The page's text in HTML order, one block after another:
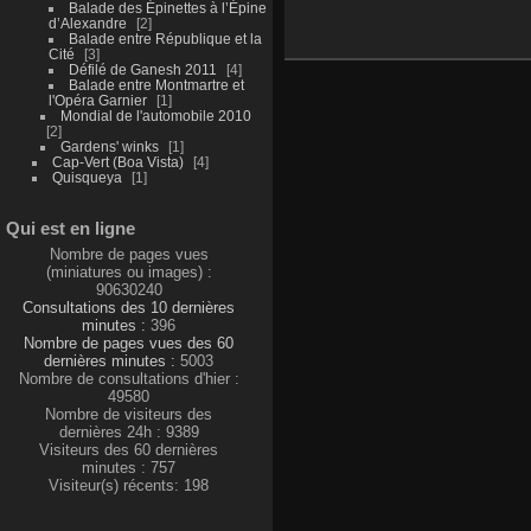
Balade des Épinettes à l’Épine
d’Alexandre
2
Balade entre République et la
Cité
3
Défilé de Ganesh 2011
4
Balade entre Montmartre et
l'Opéra Garnier
1
Mondial de l'automobile 2010
2
Gardens' winks
1
Cap-Vert (Boa Vista)
4
Quisqueya
1
Qui est en ligne
Nombre de pages vues
(miniatures ou images) :
90630240
Consultations des 10 dernières
minutes :396
Nombre de pages vues des 60
dernières minutes :5003
Nombre de consultations d'hier :
49580
Nombre de visiteurs des
dernières 24h : 9389
Visiteurs des 60 dernières
minutes : 757
Visiteur(s) récents: 198